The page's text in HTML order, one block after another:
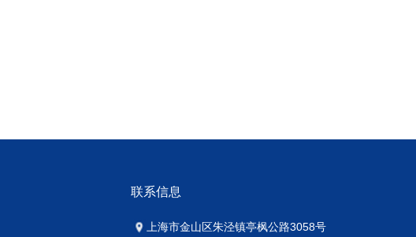
联系信息
上海市金山区朱泾镇亭枫公路3058号